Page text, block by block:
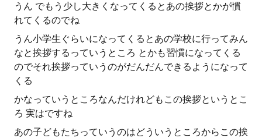
うん でもう少し大きくなってくるとあの挨拶とかが慣
れてくるのでね
うん小学生ぐらいになってくるとあの学校に行ってみん
なと挨拶するっていうところ とかも習慣になってくる
のでそれ挨拶っていうのがだんだんできるようになって
くる
かなっていうところなんだけれどもこの挨拶というとこ
ろ 実はですね
あの子どもたちっていうのはどういうところからこの挨